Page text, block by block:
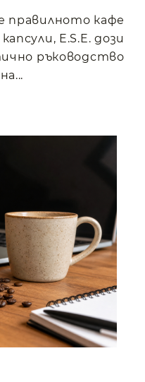
правилното кафе
E.S.E. дози
ръководство